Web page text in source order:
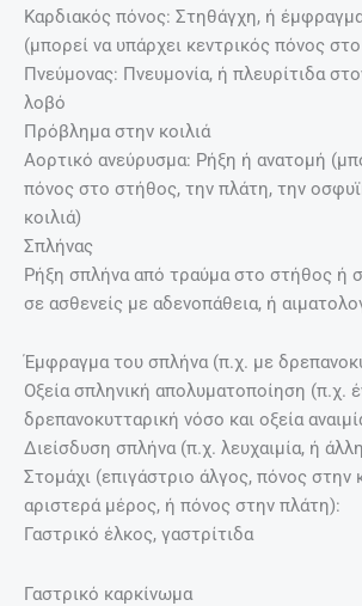
Καρδιακός πόνος: Στηθάγχη, ή
(μπορεί να υπάρχει κεντρικός πόνος
Πνεύμονας: Πνευμονία, ή πλευρίτιδα
λοβό
Πρόβλημα στην κοιλιά
Αορτικό ανεύρυσμα: Ρήξη ή ανατομή
πόνος στο στήθος, την πλάτη, την
κοιλιά)
Σπλήνας
Ρήξη σπλήνα από τραύμα στο στήθος ή
σε ασθενείς με αδενοπάθεια, ή
Έμφραγμα του σπλήνα (π.χ. με
Οξεία σπληνική απολυματοποίηση (π.χ.
δρεπανοκυτταρική νόσο και οξεία
Διείσδυση σπλήνα (π.χ. λευχαιμία, ή
Στομάχι (επιγάστριο άλγος, πόνος στην
αριστερά μέρος, ή πόνος στην πλάτη):
Γαστρικό έλκος, γαστρίτιδα
Γαστρικό καρκίνωμα